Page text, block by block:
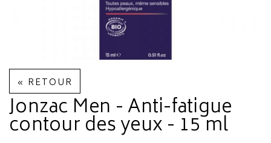
« RETOUR
Jonzac Men - Anti-fatigue
contour des yeux - 15 ml